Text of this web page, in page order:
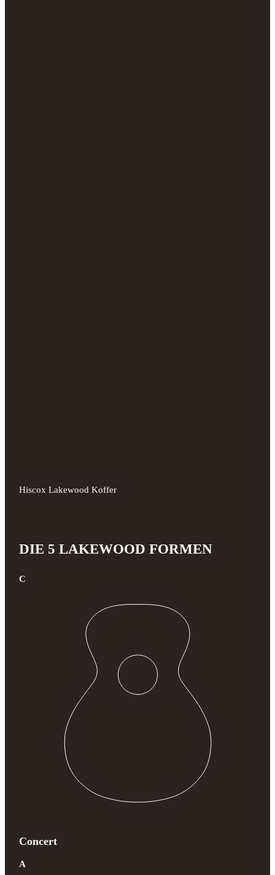
Hiscox Lakewood Koffer
DIE 5 LAKEWOOD FORMEN
C
Concert
A